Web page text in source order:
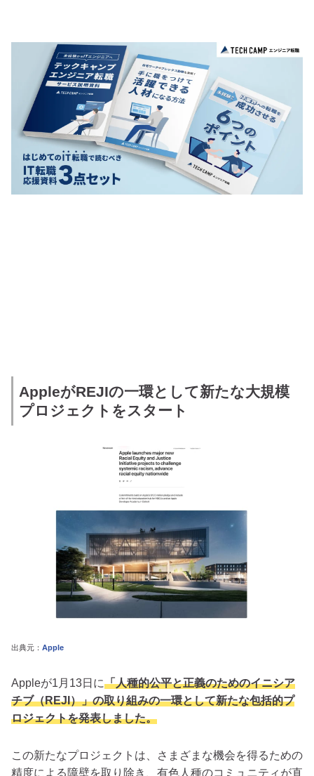
AppleがREJIの一環として新たな大規模
プロジェクトをスタート
出典元： Apple
Appleが1月13日に「人種的公平と正義のためのイニシア
チブ（REJI）」の取り組みの一環として新たな包括的プ
ロジェクトを発表しました。
この新たなプロジェクトは、さまざまな機会を得るための
精度による障壁を取り除き、有色人種のコミュニティが直